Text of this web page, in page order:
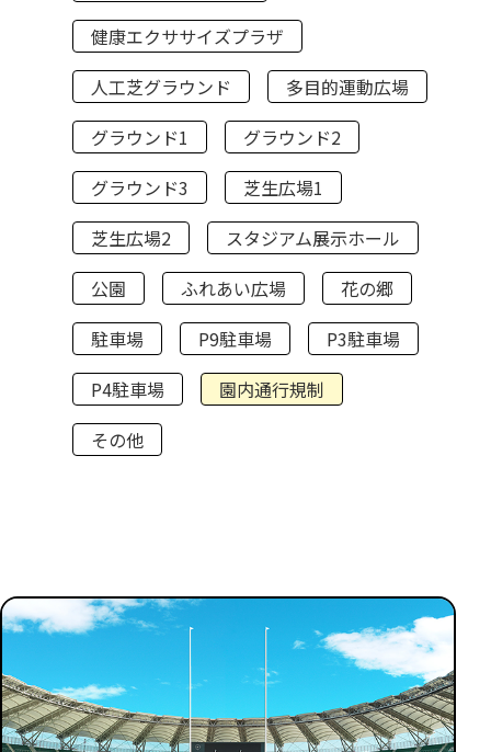
健康エクササイズプラザ
人工芝グラウンド
多目的運動広場
グラウンド1
グラウンド2
グラウンド3
芝生広場1
芝生広場2
スタジアム展示ホール
公園
ふれあい広場
花の郷
駐車場
P9駐車場
P3駐車場
P4駐車場
園内通行規制
その他